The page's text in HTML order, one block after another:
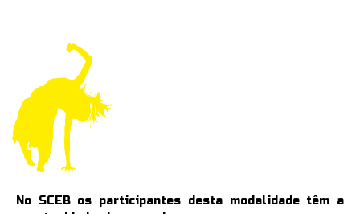
No SCEB os participantes desta modalidade têm a